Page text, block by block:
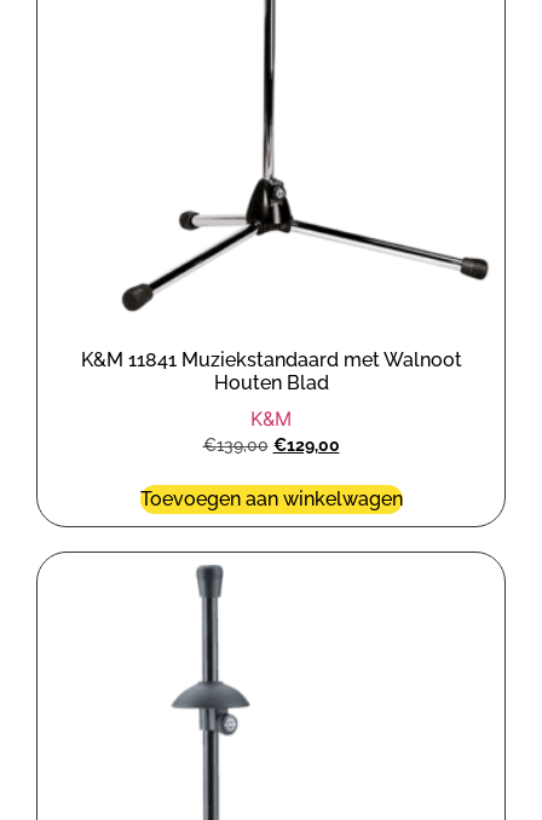
K&M 11841 Muziekstandaard met Walnoot
Houten Blad
K&M
€139,00 €129,00
Toevoegen aan winkelwagen